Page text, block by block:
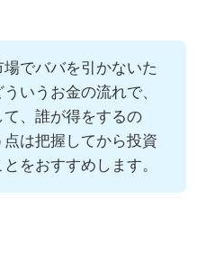
場でババを引かないた
いうお金の流れで、
て、誰が得をするの
点は把握してから投資
をおすすめします。